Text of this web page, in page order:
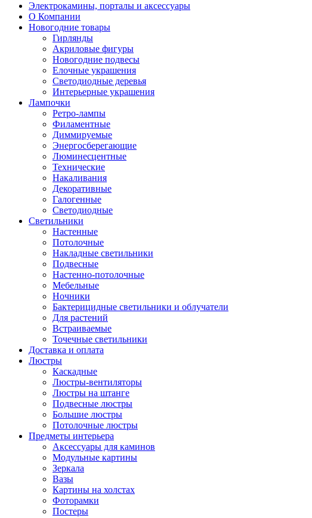
Электрокамины, порталы и аксессуары
О Компании
Новогодние товары
Гирлянды
Акриловые фигуры
Новогодние подвесы
Елочные украшения
Светодиодные деревья
Интерьерные украшения
Лампочки
Ретро-лампы
Филаментные
Диммируемые
Энергосберегающие
Люминесцентные
Технические
Накаливания
Декоративные
Галогенные
Светодиодные
Светильники
Настенные
Потолочные
Накладные светильники
Подвесные
Настенно-потолочные
Мебельные
Ночники
Бактерицидные светильники и облучатели
Для растений
Встраиваемые
Точечные светильники
Доставка и оплата
Люстры
Каскадные
Люстры-вентиляторы
Люстры на штанге
Подвесные люстры
Большие люстры
Потолочные люстры
Предметы интерьера
Аксессуары для каминов
Модульные картины
Зеркала
Вазы
Картины на холстах
Фоторамки
Постеры